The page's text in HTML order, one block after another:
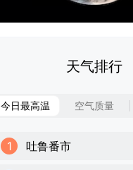
天气排行
今日最高温 空气质量
1 吐鲁番市